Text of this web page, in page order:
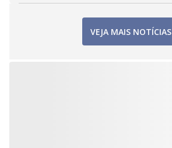
VEJA MAIS NOTÍCIAS